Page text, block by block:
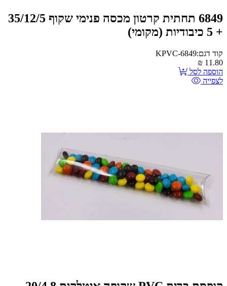
6849 תחתית קרטון מכסה פנימי שקוף 35/12/5
+ 5 כיבודיות (מקומי)
קוד דגם:KPVC-6849
11.80
₪
הוספה לסל
לצפייה